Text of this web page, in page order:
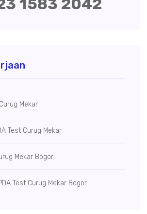
1583 2042
Mekar
Test Curug Mekar
Mekar Bogor
Test Curug Mekar Bogor